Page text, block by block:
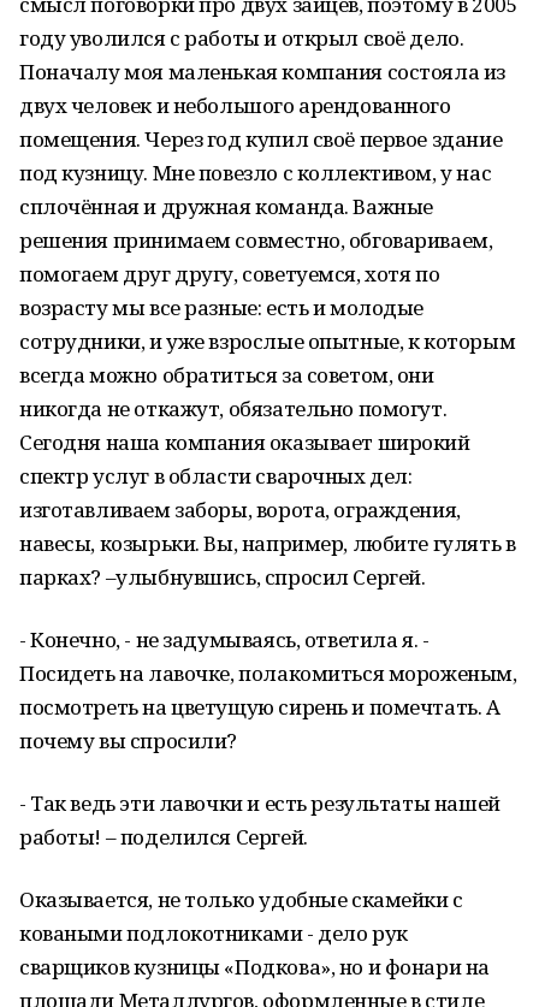
году уволился с работы и открыл своё дело.
Поначалу моя маленькая компания состояла из
двух человек и небольшого арендованного
помещения. Через год купил своё первое здание
под кузницу. Мне повезло с коллективом, у нас
сплочённая и дружная команда. Важные
решения принимаем совместно, обговариваем,
помогаем друг другу, советуемся, хотя по
возрасту мы все разные: есть и молодые
сотрудники, и уже взрослые опытные, к которым
всегда можно обратиться за советом, они
никогда не откажут, обязательно помогут.
Сегодня наша компания оказывает широкий
спектр услуг в области сварочных дел:
изготавливаем заборы, ворота, ограждения,
навесы, козырьки. Вы, например, любите гулять в
парках? –улыбнувшись, спросил Сергей.
- Конечно, - не задумываясь, ответила я. -
Посидеть на лавочке, полакомиться мороженым,
посмотреть на цветущую сирень и помечтать. А
почему вы спросили?
- Так ведь эти лавочки и есть результаты нашей
работы! – поделился Сергей.
Оказывается, не только удобные скамейки с
коваными подлокотниками - дело рук
сварщиков кузницы «Подкова», но и фонари на
площади Металлургов, оформленные в стиле